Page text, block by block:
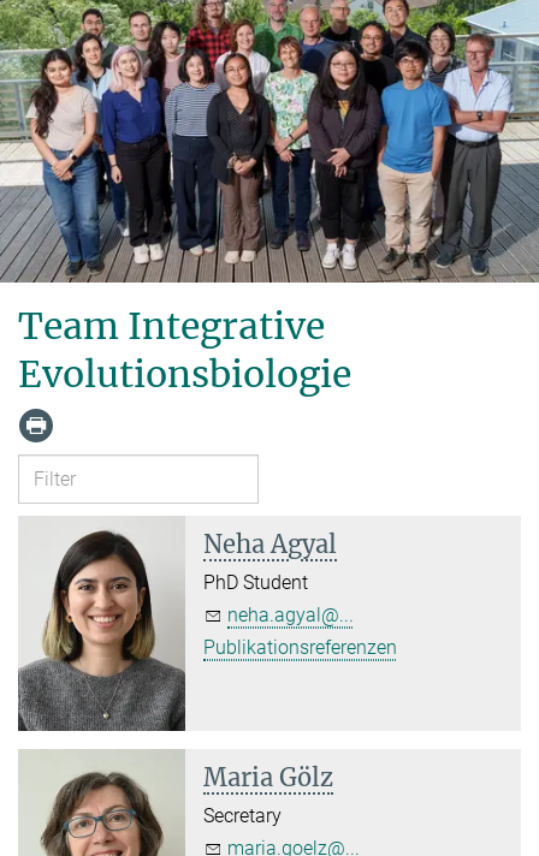
Team Integrative
Evolutionsbiologie
Neha Agyal
PhD Student
neha.agyal@...
Publikationsreferenzen
Maria Gölz
Secretary
maria.goelz@...